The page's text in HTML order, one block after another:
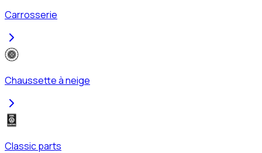
Carrosserie
Chaussette à neige
Classic parts